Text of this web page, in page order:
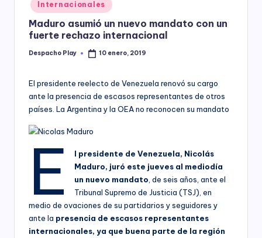
y
in
Internacionales
Maduro asumió un nuevo mandato con un
fuerte rechazo internacional
Posted
Despacho Play 10 enero, 2019
El presidente reelecto de Venezuela renovó su cargo
ante la presencia de escasos representantes de otros
países. La Argentina y la OEA no reconocen su mandato
E
l presidente de Venezuela, Nicolás
Maduro, juró este jueves al mediodía
un nuevo mandato , de seis años, ante el
Tribunal Supremo de Justicia (TSJ), en
medio de ovaciones de su partidarios y seguidores y
ante la presencia de escasos representantes
internacionales, ya que buena parte de la región